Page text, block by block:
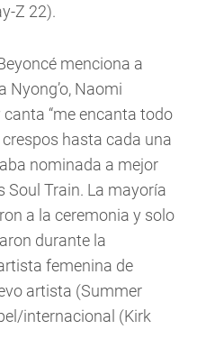
Z 22).
menciona a
Nyong’o, Naomi
“me encanta todo
hasta cada una
nominada a mejor
Soul Train. La mayoría
a la ceremonia y solo
durante la
femenina de
artista (Summer
internacional (Kirk